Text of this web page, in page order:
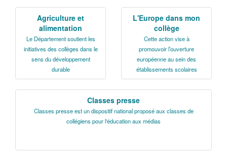
La Sarthe en vidéos
L'Abbaye Royale de l'Épau
Voix au Chapitre
Les expositions virtuelles
La newsletter du Département de la
Sarthe
Agriculture et
alimentation
Le Département soutient les
initiatives des collèges dans le
sens du développement
durable
L'Europe dans mon
collège
Cette action vise à
promouvoir l’ouverture
européenne au sein des
établissements scolaires
Classes presse
Classes presse est un dispositif national proposé aux classes de
collégiens pour l'éducation aux médias